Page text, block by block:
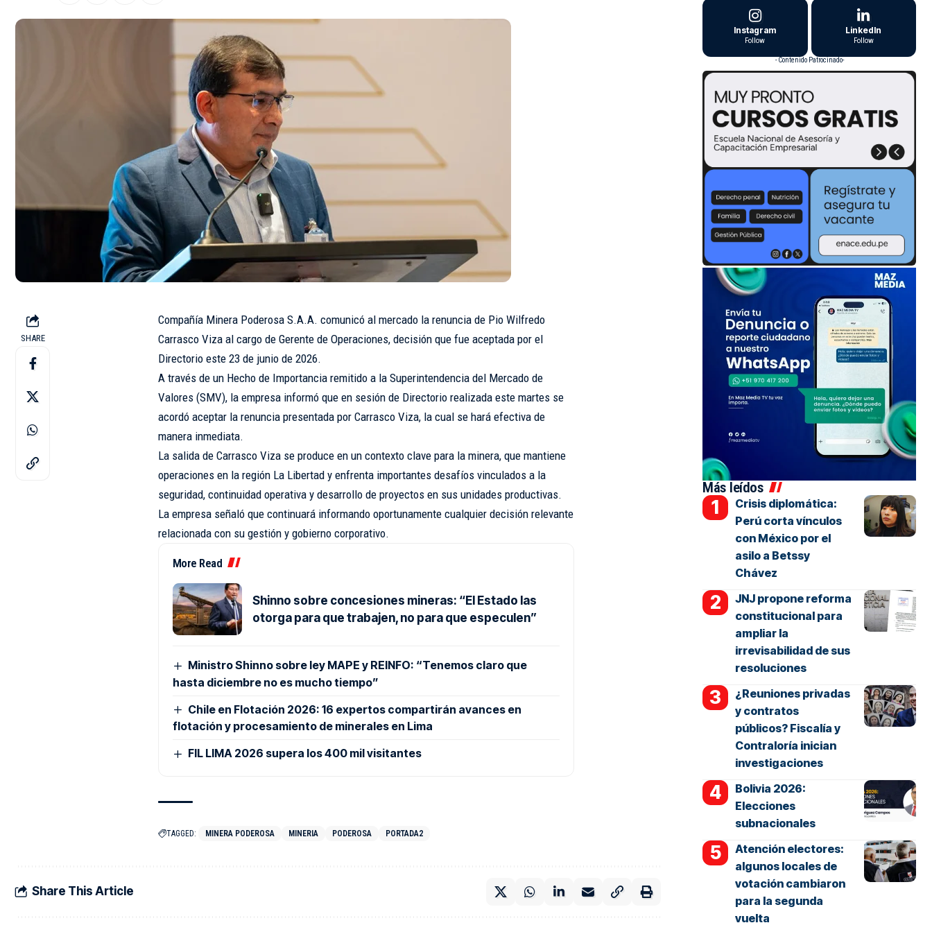
SHARE
Compañía Minera Poderosa S.A.A. comunicó al mercado la renuncia de Pio Wilfredo
Carrasco Viza al cargo de Gerente de Operaciones, decisión que fue aceptada por el
Directorio este 23 de junio de 2026.
A través de un Hecho de Importancia remitido a la Superintendencia del Mercado de
Valores (SMV), la empresa informó que en sesión de Directorio realizada este martes se
acordó aceptar la renuncia presentada por Carrasco Viza, la cual se hará efectiva de
manera inmediata.
La salida de Carrasco Viza se produce en un contexto clave para la minera, que mantiene
operaciones en la región La Libertad y enfrenta importantes desafíos vinculados a la
seguridad, continuidad operativa y desarrollo de proyectos en sus unidades productivas.
La empresa señaló que continuará informando oportunamente cualquier decisión relevante
relacionada con su gestión y gobierno corporativo.
More Read
Shinno sobre concesiones mineras: “El Estado las
otorga para que trabajen, no para que especulen”
Ministro Shinno sobre ley MAPE y REINFO: “Tenemos claro que
hasta diciembre no es mucho tiempo”
Chile en Flotación 2026: 16 expertos compartirán avances en
flotación y procesamiento de minerales en Lima
FIL LIMA 2026 supera los 400 mil visitantes
TAGGED: MINERA PODEROSA MINERIA PODEROSA PORTADA2
Share This Article
Instagram
Follow
LinkedIn
Follow
- Contenido Patrocinado-
Más leídos
Crisis diplomática:
Perú corta vínculos
con México por el
asilo a Betssy
Chávez
JNJ propone reforma
constitucional para
ampliar la
irrevisabilidad de sus
resoluciones
¿Reuniones privadas
y contratos
públicos? Fiscalía y
Contraloría inician
investigaciones
Bolivia 2026:
Elecciones
subnacionales
Atención electores:
algunos locales de
votación cambiaron
para la segunda
vuelta